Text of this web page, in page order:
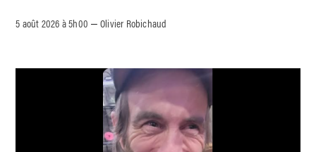
5 août 2026 à 5h00 –Olivier Robichaud